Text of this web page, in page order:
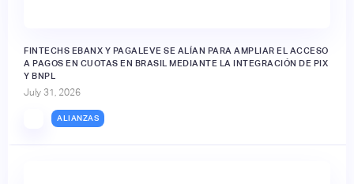
FINTECHS EBANX Y PAGALEVE SE ALÍAN PARA AMPLIAR EL ACCESO
A PAGOS EN CUOTAS EN BRASIL MEDIANTE LA INTEGRACIÓN DE PIX
Y BNPL
July 31, 2026
ALIANZAS